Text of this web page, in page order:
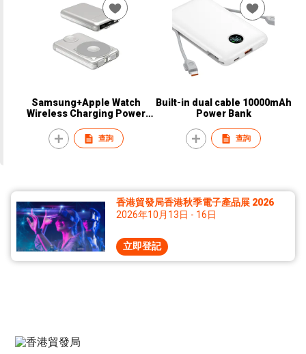
Samsung+Apple Watch
Wireless Charging Power
查詢
Built-in dual cable 10000mAh
Power Bank
查詢
香港貿發局香港秋季電子產品展 2026
2026年10月13日 - 16日
立即登記